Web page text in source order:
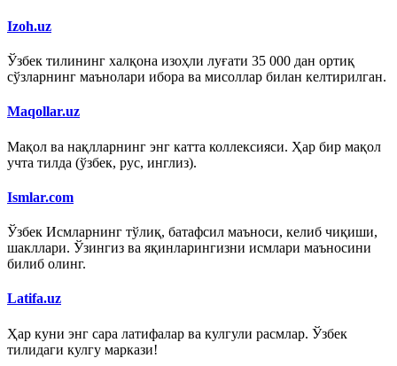
Izoh.uz
Ўзбек тилининг халқона изоҳли луғати 35 000 дан ортиқ
сўзларнинг маънолари ибора ва мисоллар билан келтирилган.
Maqollar.uz
Мақол ва нақлларнинг энг катта коллексияси. Ҳар бир мақол
учта тилда (ўзбек, рус, инглиз).
Ismlar.com
Ўзбек Исмларнинг тўлиқ, батафсил маъноси, келиб чиқиши,
шакллари. Ўзингиз ва яқинларингизни исмлари маъносини
билиб олинг.
Latifa.uz
Ҳар куни энг сара латифалар ва кулгули расмлар. Ўзбек
тилидаги кулгу маркази!